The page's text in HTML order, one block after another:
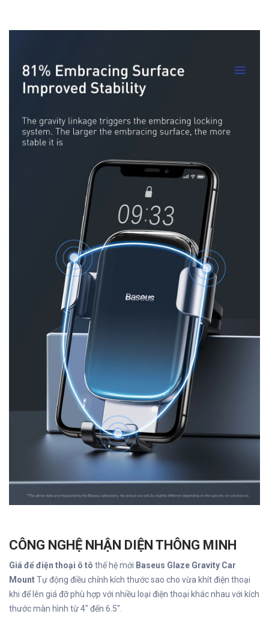
This site is protected by reCAPTCHA and the Google
Chúc quý khách 1 ngày tốt lành!
CÔNG NGHỆ NHẬN DIỆN THÔNG MINH
Giá để điện thoại ô tô thế hệ mới Baseus Glaze Gravity Car
MountTự động điều chỉnh kích thước sao cho vừa khít điện thoại
khi để lên giá đỡ phù hợp với nhiều loại điện thoại khác nhau với kích
thước màn hình từ 4" đến 6.5".